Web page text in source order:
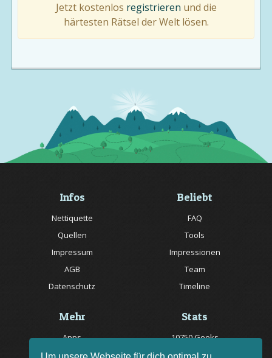
Jetzt kostenlos registrieren und die
härtesten Rätsel der Welt lösen.
Infos
Nettiquette
Quellen
Impressum
AGB
Datenschutz
Beliebt
FAQ
Tools
Impressionen
Team
Timeline
Mehr
Apps
Jobs
Stats
10750 Geeks
20057 Rätsel online